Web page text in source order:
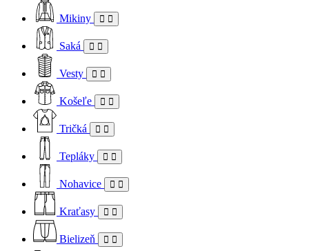
Mikiny
Saká
Vesty
Košeľe
Tričká
Tepláky
Nohavice
Kraťasy
Bielizeň